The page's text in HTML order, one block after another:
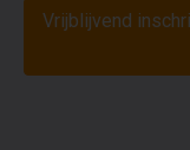
Vrijblijvend